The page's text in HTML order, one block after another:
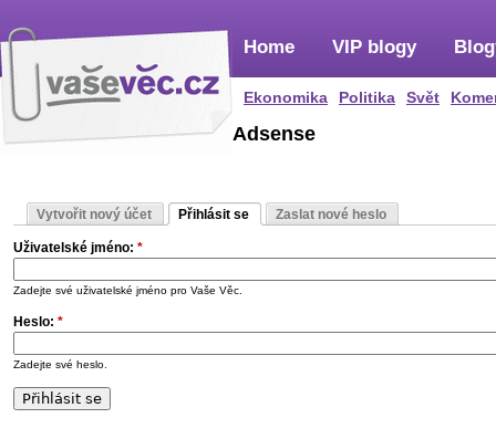
Home
Ekonomika Politika Svět
VIP blogy
Adsense
Vytvořit nový účet Přihlásit se Zaslat nové heslo
Uživatelské jméno: *
Zadejte své uživatelské jméno pro Vaše Věc.
Heslo: *
Zadejte své heslo.